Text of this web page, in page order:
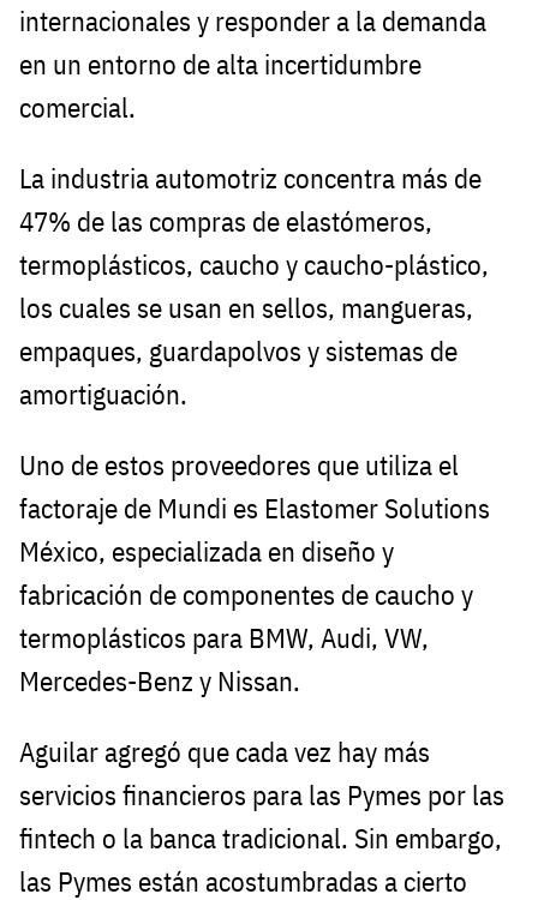
internacionales y responder a la demanda
en un entorno de alta incertidumbre
comercial.
La industria automotriz concentra más de
47% de las compras de elastómeros,
termoplásticos, caucho y caucho-plástico,
los cuales se usan en sellos, mangueras,
empaques, guardapolvos y sistemas de
amortiguación.
Uno de estos proveedores que utiliza el
factoraje de Mundi es Elastomer Solutions
México, especializada en diseño y
fabricación de componentes de caucho y
termoplásticos para BMW, Audi, VW,
Mercedes-Benz y Nissan.
Aguilar agregó que cada vez hay más
servicios financieros para las Pymes por las
fintech o la banca tradicional. Sin embargo,
las Pymes están acostumbradas a cierto